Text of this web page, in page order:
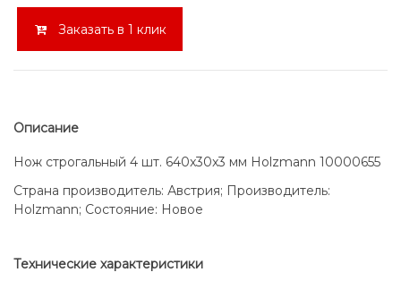
Заказать в 1 клик
Описание
Нож строгальный 4 шт. 640x30x3 мм Holzmann 10000655
Страна производитель: Австрия; Производитель:
Holzmann; Состояние: Новое
Технические характеристики